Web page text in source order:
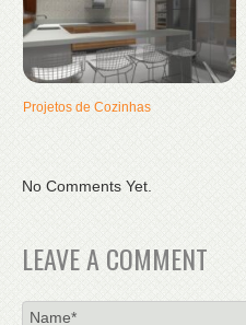
Projetos de Cozinhas
No Comments Yet.
LEAVE A COMMENT